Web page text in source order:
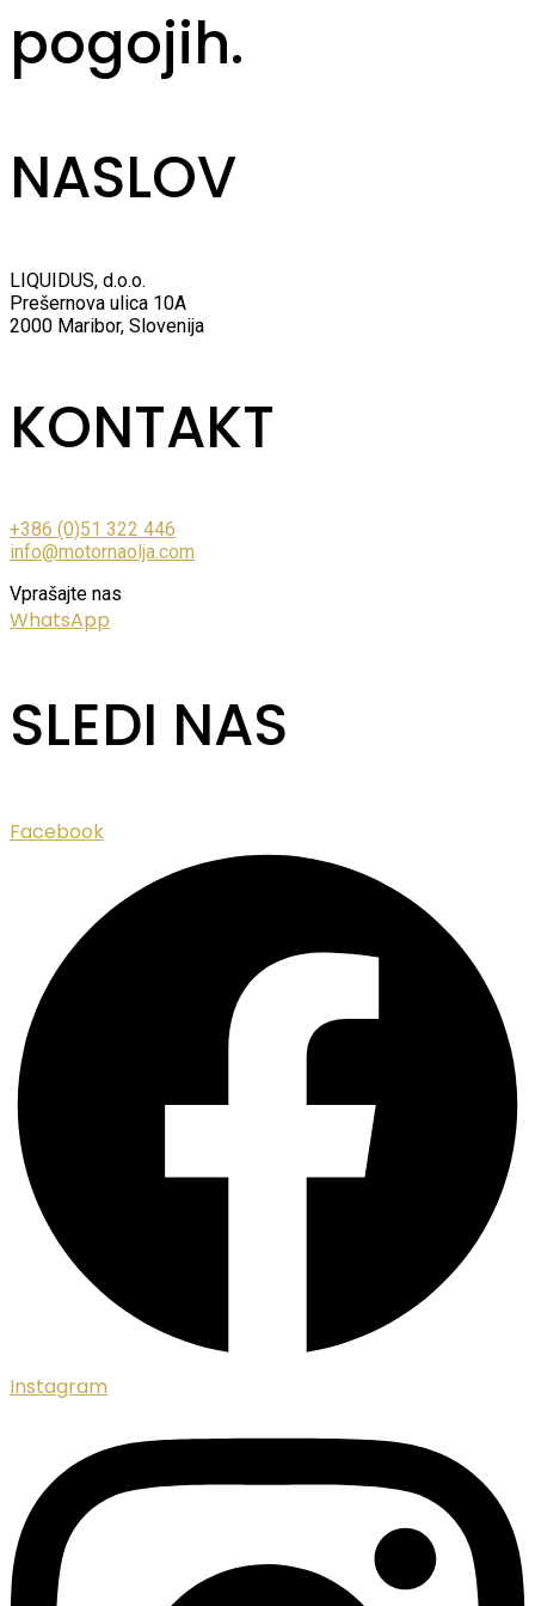
pogojih.
NASLOV
LIQUIDUS, d.o.o.
Prešernova ulica 10A
2000 Maribor, Slovenija
KONTAKT
+386 (0)51 322 446
info@motornaolja.com
Vprašajte nas
WhatsApp
SLEDI NAS
Facebook
Instagram